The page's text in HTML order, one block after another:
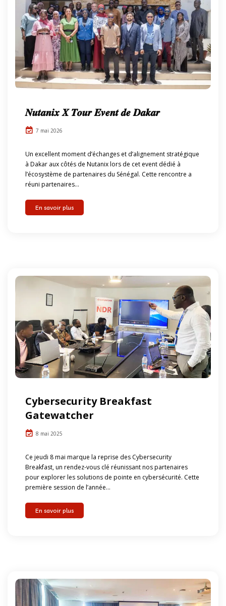
𝑵𝒖𝒕𝒂𝒏𝒊𝒙 𝑿 𝑻𝒐𝒖𝒓 𝑬𝒗𝒆𝒏𝒕 𝒅𝒆 𝑫𝒂𝒌𝒂𝒓
7 mai 2026
Un excellent moment d’échanges et d’alignement stratégique
à Dakar aux côtés de Nutanix lors de cet event dédié à
l’écosystème de partenaires du Sénégal. Cette rencontre a
réuni partenaires...
En savoir plus
Cybersecurity Breakfast
Gatewatcher
8 mai 2025
Ce jeudi 8 mai marque la reprise des Cybersecurity
Breakfast, un rendez-vous clé réunissant nos partenaires
pour explorer les solutions de pointe en cybersécurité. Cette
première session de l’année...
En savoir plus